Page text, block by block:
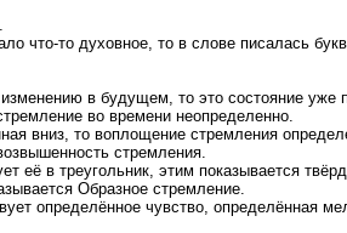
что-то духовное, то в слове писалась
в будущем, то это состояние уже
во времени неопределенно.
вниз, то воплощение стремления
стремления.
её в треугольник, этим показывается
Образное стремление.
определённое чувство, определённая